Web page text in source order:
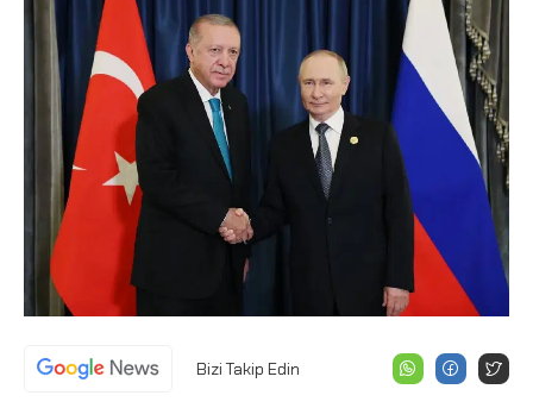
Bizi Takip Edin